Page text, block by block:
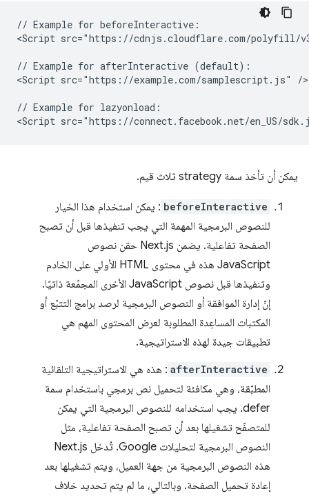
// Example for beforeInteractive:
<Script src="https://cdnjs.cloudflare.com/polyfill/
// Example for afterInteractive (default):
<Script src="https://example.com/samplescript.js" />
// Example for lazyonload:
يمكن أن تأخذ سمة strategy ثلاث قيم.
beforeInteractive : يمكن استخدام هذا الخيار
للنصوص البرمجية المهمة التي يجب تنفيذها قبل أن تصبح
الصفحة تفاعلية. يضمن Next.js حقن نصوص
JavaScript هذه في محتوى HTML الأولي على الخادم
وتنفيذها قبل نصوص JavaScript الأخرى المجمّعة ذاتيًا.
إنّ إدارة الموافقة أو النصوص البرمجية لرصد برامج التتبّع أو
المكتبات المساعِدة المطلوبة لعرض المحتوى المهم هي
تطبيقات جيدة لهذه الاستراتيجية.
afterInteractive : هذه هي الاستراتيجية التلقائية
المطبّقة، وهي مكافئة لتحميل نص برمجي باستخدام سمة
defer. يجب استخدامه للنصوص البرمجية التي يمكن
للمتصفّح تشغيلها بعد أن تصبح الصفحة تفاعلية، مثل
النصوص البرمجية لتحليلات Google. تُدخل Next.js
هذه النصوص البرمجية من جهة العميل، ويتم تشغيلها بعد
إعادة تحميل الصفحة. وبالتالي، ما لم يتم تحديد خلاف